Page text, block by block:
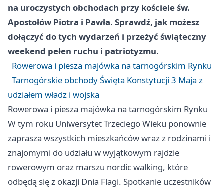
na uroczystych obchodach przy kościele św.
Apostołów Piotra i Pawła. Sprawdź, jak możesz
dołączyć do tych wydarzeń i przeżyć świąteczny
weekend pełen ruchu i patriotyzmu.
Rowerowa i piesza majówka na tarnogórskim Rynku
Tarnogórskie obchody Święta Konstytucji 3 Maja z
udziałem władz i wojska
Rowerowa i piesza majówka na tarnogórskim Rynku
W tym roku Uniwersytet Trzeciego Wieku ponownie
zaprasza wszystkich mieszkańców wraz z rodzinami i
znajomymi do udziału w wyjątkowym rajdzie
rowerowym oraz marszu nordic walking, które
odbędą się z okazji Dnia Flagi. Spotkanie uczestników